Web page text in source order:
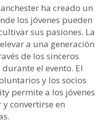
ha creado un
los jóvenes pueden
sus pasiones. La
a una generación
de los sinceros
el evento. El
y los socios
permite a los jóvenes
convertirse en